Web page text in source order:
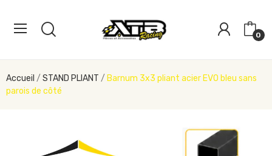
0
Accueil STAND PLIANT
Barnum 3x3 pliant acier EVO bleu sans
parois de côté